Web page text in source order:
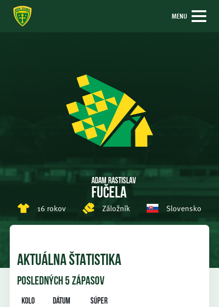
MENU
Adam Rastislav
Fučela
16 rokov Záložník Slovensko
AKTUÁLNA ŠTATISTIKA
POSLEDNÝCH 5 ZÁPASOV
Kolo Dátum Súper